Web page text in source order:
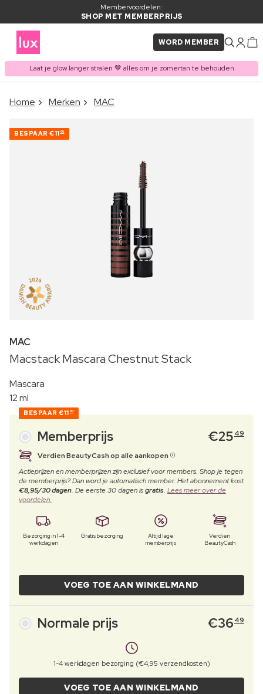
Membervoordelen:
SHOP MET MEMBERPRIJS
WORD MEMBER
Laat je glow langer stralen 🤎 alles om je zomertan te behouden
ITEM TOEGEVOEGD AAN
Home Merken MAC
BESPAAR €11 00
MAC
Macstack Mascara Chestnut Stack
Mascara
12 ml
BESPAAR €11 00
Memberprijs €25 49
Verdien BeautyCash op alle aankopen
Actieprijzen en memberprijzen zijn exclusief voor members. Shop je tegen
de memberprijs? Dan word je automatisch member. Het abonnement kost
€8,95/30 dagen. De eerste 30 dagen isgratis. Lees meer over de
voordelen.
Bezorging in 1-4
werkdagen
Gratis bezorging
Altijd lage
memberprijs
Verdien
BeautyCash
VOEG TOE AAN WINKELMAND
Normale prijs €36 49
1-4 werkdagen bezorging (€4,95 verzendkosten)
VOEG TOE AAN WINKELMAND